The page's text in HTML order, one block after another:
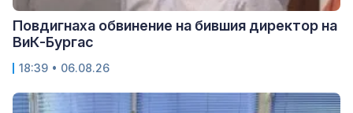
Повдигнаха обвинение на бившия директор на
ВиК-Бургас
18:39 • 06.08.26